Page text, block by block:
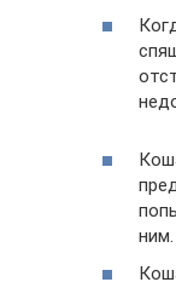
ним.